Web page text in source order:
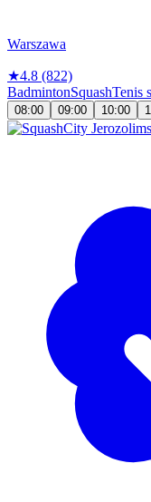
Warszawa
★4.8 (822)
BadmintonSquashTenis
08:00 09:00 10:00